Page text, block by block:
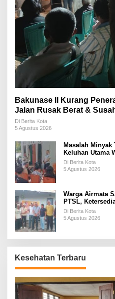
Bakunase II Kurang
Jalan Rusak Berat &
Di Berita Kota
5 Agustus 2026
Masalah Minyak
Keluhan Utama
Di Berita Kota
5 Agustus 2026
Warga Airmata
PTSL,
Pemakaman
Di Berita Kota
5 Agustus 2026
Kesehatan Terbaru